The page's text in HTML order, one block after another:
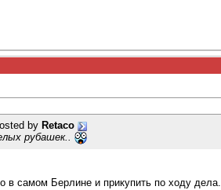
by Retaco
рубашек..
в самом Берлине и прикупить по ходу дела.